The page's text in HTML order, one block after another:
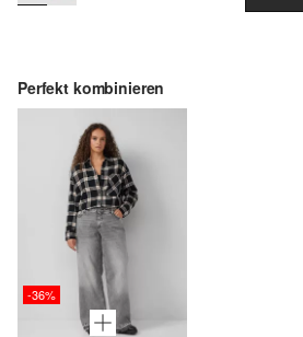
Perfekt kombinieren
-36%